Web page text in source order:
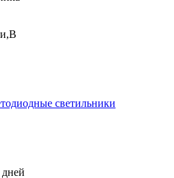
светильники